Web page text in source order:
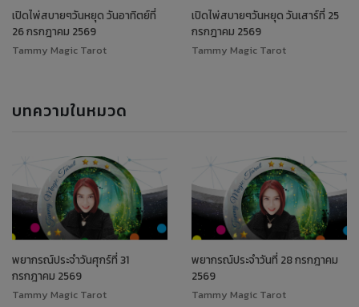
เปิดไพ่สบายๆวันหยุด วันอาทิตย์ที่
26 กรกฎาคม 2569
Tammy Magic Tarot
เปิดไพ่สบายๆวันหยุด วันเสาร์ที่ 25
กรกฎาคม 2569
Tammy Magic Tarot
บทความในหมวด
พยากรณ์ประจำวันศุกร์ที่ 31
กรกฎาคม 2569
Tammy Magic Tarot
พยากรณ์ประจำวันที่ 28 กรกฎาคม
2569
Tammy Magic Tarot